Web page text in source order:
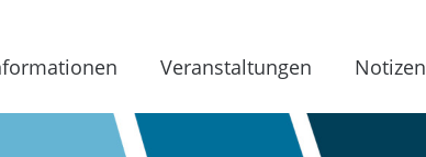
Veranstaltungen Notizen